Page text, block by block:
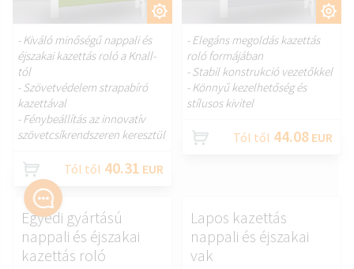
- Kiváló minőségű nappali és
éjszakai kazettás roló a Knall-
tól
- Szövetvédelem strapabíró
kazettával
- Fénybeállítás az innovatív
szövetcsíkrendszeren keresztül
Tól től 40.31 EUR
- Elegáns megoldás kazettás
roló formájában
- Stabil konstrukció vezetőkkel
- Könnyű kezelhetőség és
stílusos kivitel
Tól től 44.08 EUR
Egyedi gyártású
nappali és éjszakai
kazettás roló
Lapos kazettás
nappali és éjszakai
vak